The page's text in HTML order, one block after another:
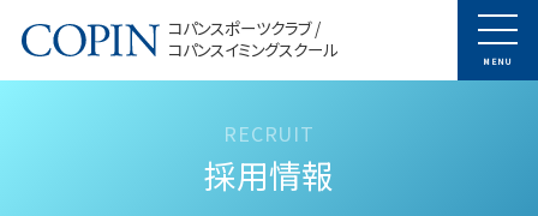
コパンスポーツクラブ /
コパンスイミングスクール
MENU
採用情報